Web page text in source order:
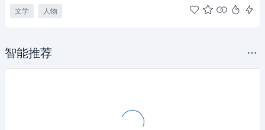
文学 人物
智能推荐